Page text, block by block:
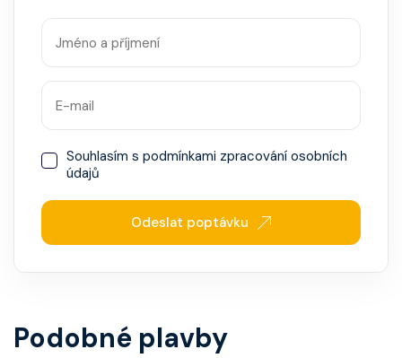
Souhlasím s podmínkami zpracování osobních
údajů
Odeslat poptávku
Podobné plavby